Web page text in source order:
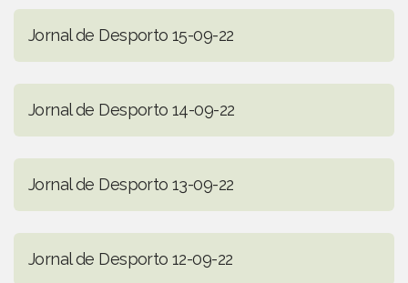
Jornal de Desporto 15-09-22
Jornal de Desporto 14-09-22
Jornal de Desporto 13-09-22
Jornal de Desporto 12-09-22